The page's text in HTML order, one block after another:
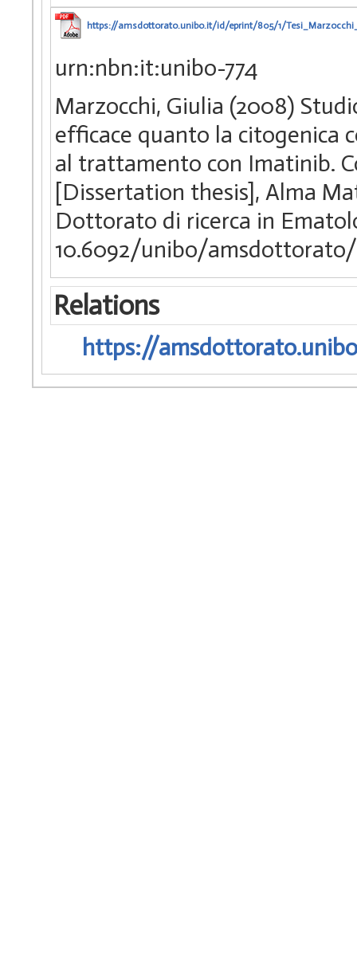
https://amsdottorato.unibo.it/id/eprint/805/1/
urn:nbn:it:unibo-774
Marzocchi, Giulia (2008)
efficace quanto la citogenica
al trattamento con Imatinib.
[Dissertation thesis], Alma
Dottorato di ricerca in
10.6092/unibo/
Relations
https://